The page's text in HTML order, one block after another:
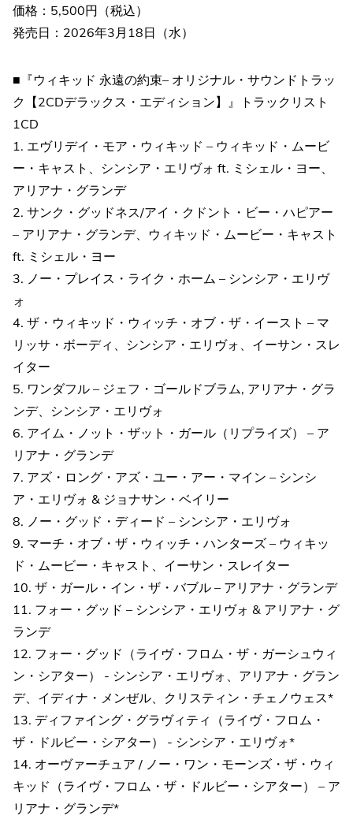
価格：5,500円（税込）
発売日：2026年3月18日（水）
■『ウィキッド 永遠の約束– オリジナル・サウンドトラッ
ク【2CDデラックス・エディション】』トラックリスト
1CD
1. エヴリデイ・モア・ウィキッド – ウィキッド・ムービ
ー・キャスト、シンシア・エリヴォ ft. ミシェル・ヨー、
アリアナ・グランデ
2. サンク・グッドネス/アイ・クドント・ビー・ハピアー
– アリアナ・グランデ、ウィキッド・ムービー・キャスト
ft. ミシェル・ヨー
3. ノー・プレイス・ライク・ホーム – シンシア・エリヴ
ォ
4. ザ・ウィキッド・ウィッチ・オブ・ザ・イースト – マ
リッサ・ボーディ、シンシア・エリヴォ、イーサン・スレ
イター
5. ワンダフル – ジェフ・ゴールドブラム, アリアナ・グラ
ンデ、シンシア・エリヴォ
6. アイム・ノット・ザット・ガール（リプライズ） – ア
リアナ・グランデ
7. アズ・ロング・アズ・ユー・アー・マイン – シンシ
ア・エリヴォ & ジョナサン・ベイリー
8. ノー・グッド・ディード – シンシア・エリヴォ
9. マーチ・オブ・ザ・ウィッチ・ハンターズ – ウィキッ
ド・ムービー・キャスト、イーサン・スレイター
10. ザ・ガール・イン・ザ・バブル – アリアナ・グランデ
11. フォー・グッド – シンシア・エリヴォ & アリアナ・グ
ランデ
12. フォー・グッド（ライヴ・フロム・ザ・ガーシュウィ
ン・シアター） - シンシア・エリヴォ、アリアナ・グラン
デ、イディナ・メンぜル、クリスティン・チェノウェス*
13. ディファイング・グラヴィティ（ライヴ・フロム・
ザ・ドルビー・シアター） - シンシア・エリヴォ*
14. オーヴァーチュア / ノー・ワン・モーンズ・ザ・ウィ
キッド（ライヴ・フロム・ザ・ドルビー・シアター） – ア
リアナ・グランデ*